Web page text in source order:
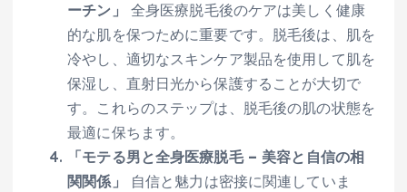
ーチン」
全身医療脱毛後のケアは美しく健康
的な肌を保つために重要です。脱毛後は、肌を
冷やし、適切なスキンケア製品を使用して肌を
保湿し、直射日光から保護することが大切で
す。これらのステップは、脱毛後の肌の状態を
最適に保ちます。
「モテる男と全身医療脱毛 – 美容と自信の相
関関係」
自信と魅力は密接に関連していま